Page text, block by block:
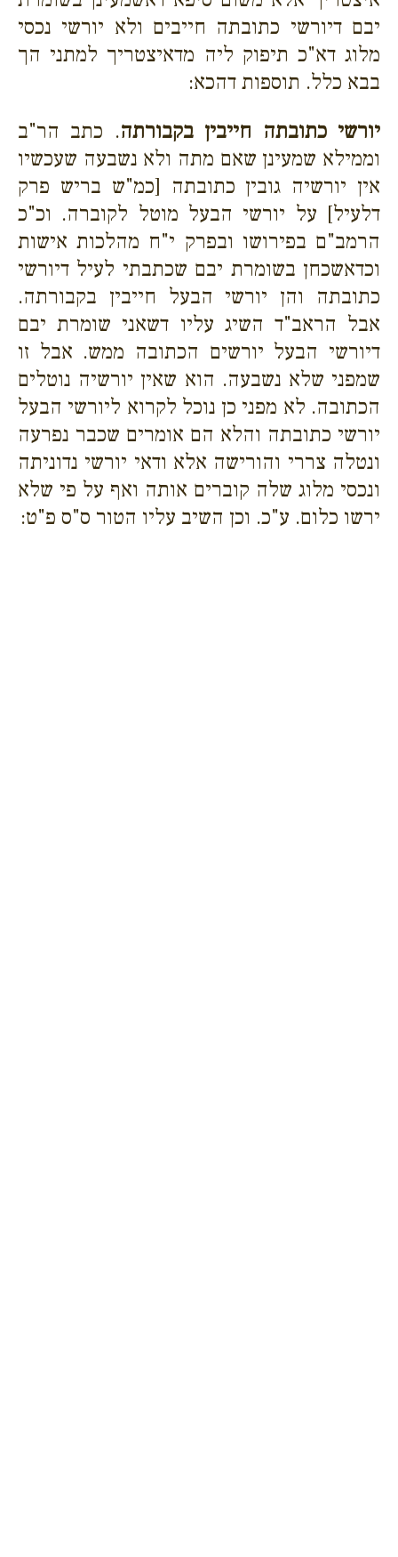
יבם דיורשי כתובתה חייבים ולא יורשי נכסי
מלוג דא"כ תיפוק ליה מדאיצטריך למתני הך
בבא כלל. תוספות דהכא:
יורשי כתובתה חייבין בקבורתה. כתב הר"ב
וממילא שמעינן שאם מתה ולא נשבעה שעכשיו
אין יורשיה גובין כתובתה [כמ"ש בריש פרק
דלעיל] על יורשי הבעל מוטל לקוברה. וכ"כ
הרמב"ם בפירושו ובפרק י"ח מהלכות אישות
וכדאשכחן בשומרת יבם שכתבתי לעיל דיורשי
כתובתה והן יורשי הבעל חייבין בקבורתה.
אבל הראב"ד השיג עליו דשאני שומרת יבם
דיורשי הבעל יורשים הכתובה ממש. אבל זו
שמפני שלא נשבעה. הוא שאין יורשיה נוטלים
הכתובה. לא מפני כן נוכל לקרוא ליורשי הבעל
יורשי כתובתה והלא הם אומרים שכבר נפרעה
ונטלה צררי והורישה אלא ודאי יורשי נדוניתה
ונכסי מלוג שלה קוברים אותה ואף על פי שלא
ירשו כלום. ע"כ. וכן השיב עליו הטור ס"ס פ"ט: